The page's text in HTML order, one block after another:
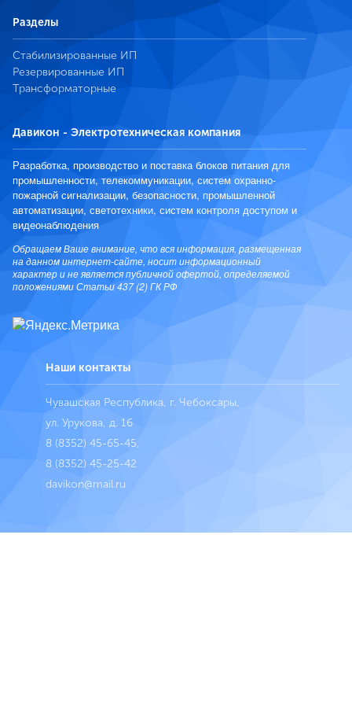
Разделы
Стабилизированные ИП
Резервированные ИП
Трансформаторные
Давикон - Электротехническая компания
Разработка, производство и поставка блоков питания для
промышленности, телекоммуникации, систем охранно-
пожарной сигнализации, безопасности, промышленной
автоматизации, светотехники, систем контроля доступом и
видеонаблюдения
Обращаем Ваше внимание, что вся информация, размещенная
на данном интернет-сайте, носит информационный
характер и не является публичной офертой, определяемой
положениями Статьи 437 (2) ГК РФ
Наши контакты
Чувашская Республика, г. Чебоксары,
ул. Урукова, д. 16
8 (8352) 45-65-45,
8 (8352) 45-25-42
davikon@mail.ru